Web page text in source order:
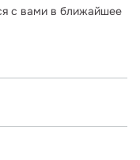
с вами в ближайшее